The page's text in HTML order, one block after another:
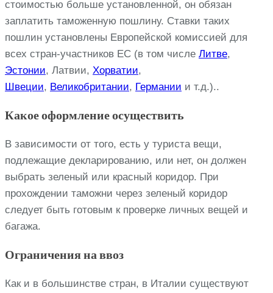
стоимостью больше установленной, он обязан
заплатить таможенную пошлину. Ставки таких
пошлин установлены Европейской комиссией для
всех стран-участников ЕС (в том числе Литве,
Эстонии, Латвии, Хорватии,
Швеции, Великобритании, Германии и т.д.)..
Какое оформление осуществить
В зависимости от того, есть у туриста вещи,
подлежащие декларированию, или нет, он должен
выбрать зеленый или красный коридор. При
прохождении таможни через зеленый коридор
следует быть готовым к проверке личных вещей и
багажа.
Ограничения на ввоз
Как и в большинстве стран, в Италии существуют